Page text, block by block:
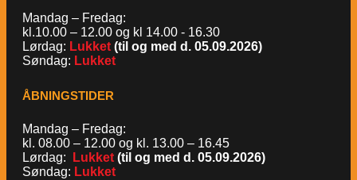
Mandag – Fredag:
kl.10.00 – 12.00 og kl 14.00 - 16.30
Lørdag: Lukket (til og med d. 05.09.2026)
Søndag: Lukket
ÅBNINGSTIDER
Mandag – Fredag:
kl. 08.00 – 12.00 og kl. 13.00 – 16.45
Lørdag:
Lukket (til og med d. 05.09.2026)
Søndag: Lukket